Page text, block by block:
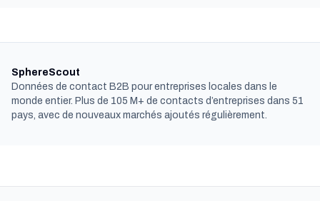
SphereScout
Données de contact B2B pour entreprises locales dans le
monde entier. Plus de 105 M+ de contacts d’entreprises dans 51
pays, avec de nouveaux marchés ajoutés régulièrement.